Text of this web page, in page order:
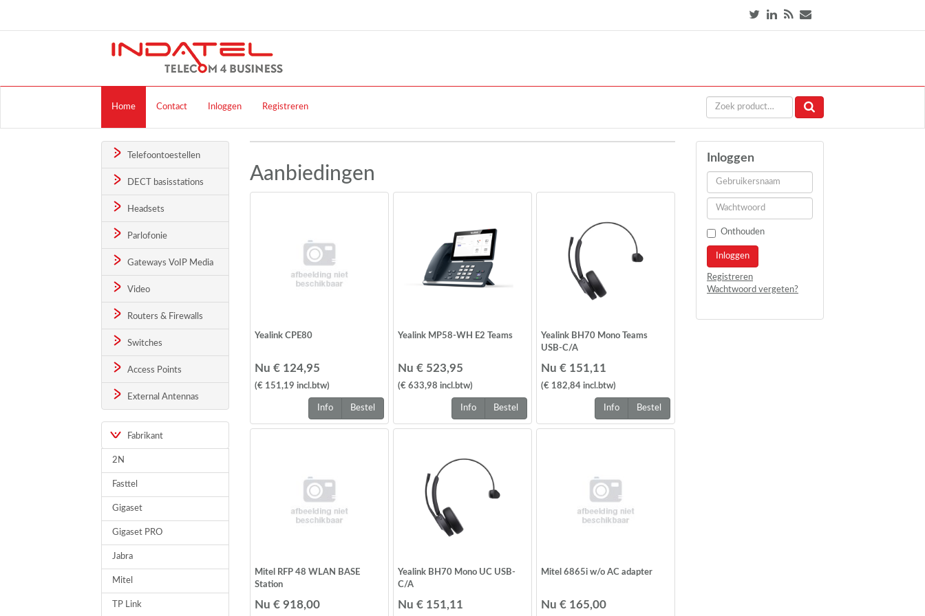
Home Contact Inloggen Registreren
Telefoontoestellen
DECT basisstations
Headsets
Parlofonie
Gateways VoIP Media
Video
Routers & Firewalls
Switches
Access Points
External Antennas
Fabrikant
2N
Fasttel
Gigaset
Gigaset PRO
Jabra
Mitel
TP Link
Aanbiedingen
Yealink CPE80
Nu € 124,95
(€ 151,19 incl.btw)
Info Bestel
Yealink MP58-WH E2 Teams
Nu € 523,95
(€ 633,98 incl.btw)
Info Bestel
Yealink BH70 Mono Teams
USB-C/A
Nu € 151,11
(€ 182,84 incl.btw)
Info Bestel
Mitel RFP 48 WLAN BASE
Station
Nu € 918,00
Yealink BH70 Mono UC USB-
C/A
Nu € 151,11
Mitel 6865i w/o AC adapter
Nu € 165,00
Inloggen
Onthouden
Inloggen
Registreren
Wachtwoord vergeten?